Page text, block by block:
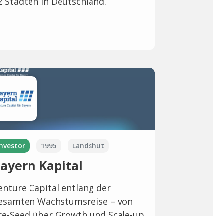
1995 Landshut
Kapital
Capital entlang der
Wachstumsreise – von